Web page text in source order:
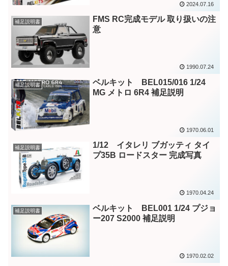
2024.07.16
補足説明書
FMS RC完成モデル 取り扱いの注
意
1990.07.24
補足説明書
ベルキット BEL015/016 1/24
MG メトロ 6R4 補足説明
1970.06.01
補足説明書
1/12 イタレリ ブガッティ タイ
プ35B ロードスター 完成写真
1970.04.24
補足説明書
ベルキット BEL001 1/24 プジョ
ー207 S2000 補足説明
1970.02.02